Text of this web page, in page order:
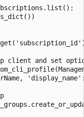
client and set